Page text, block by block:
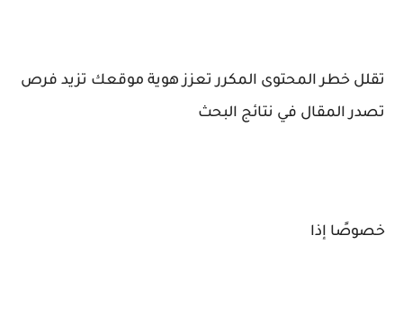
تقلل خطر المحتوى المكرر تعزز هوية موقعك تزيد فرص
تصدر المقال في نتائج البحث
خصوصًا إذا